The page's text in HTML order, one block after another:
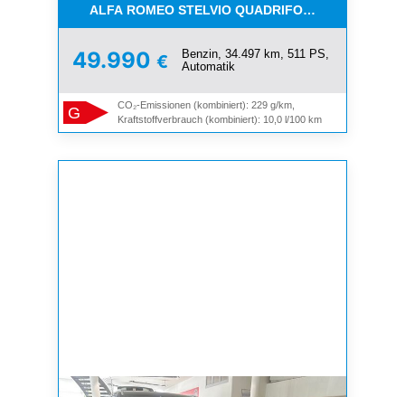
ALFA ROMEO STELVIO QUADRIFOGLIO
49.990 €
Benzin, 34.497 km, 511 PS,
Automatik
G
CO₂-Emissionen (kombiniert): 229 g/km,
Kraftstoffverbrauch (kombiniert): 10,0 l/100 km